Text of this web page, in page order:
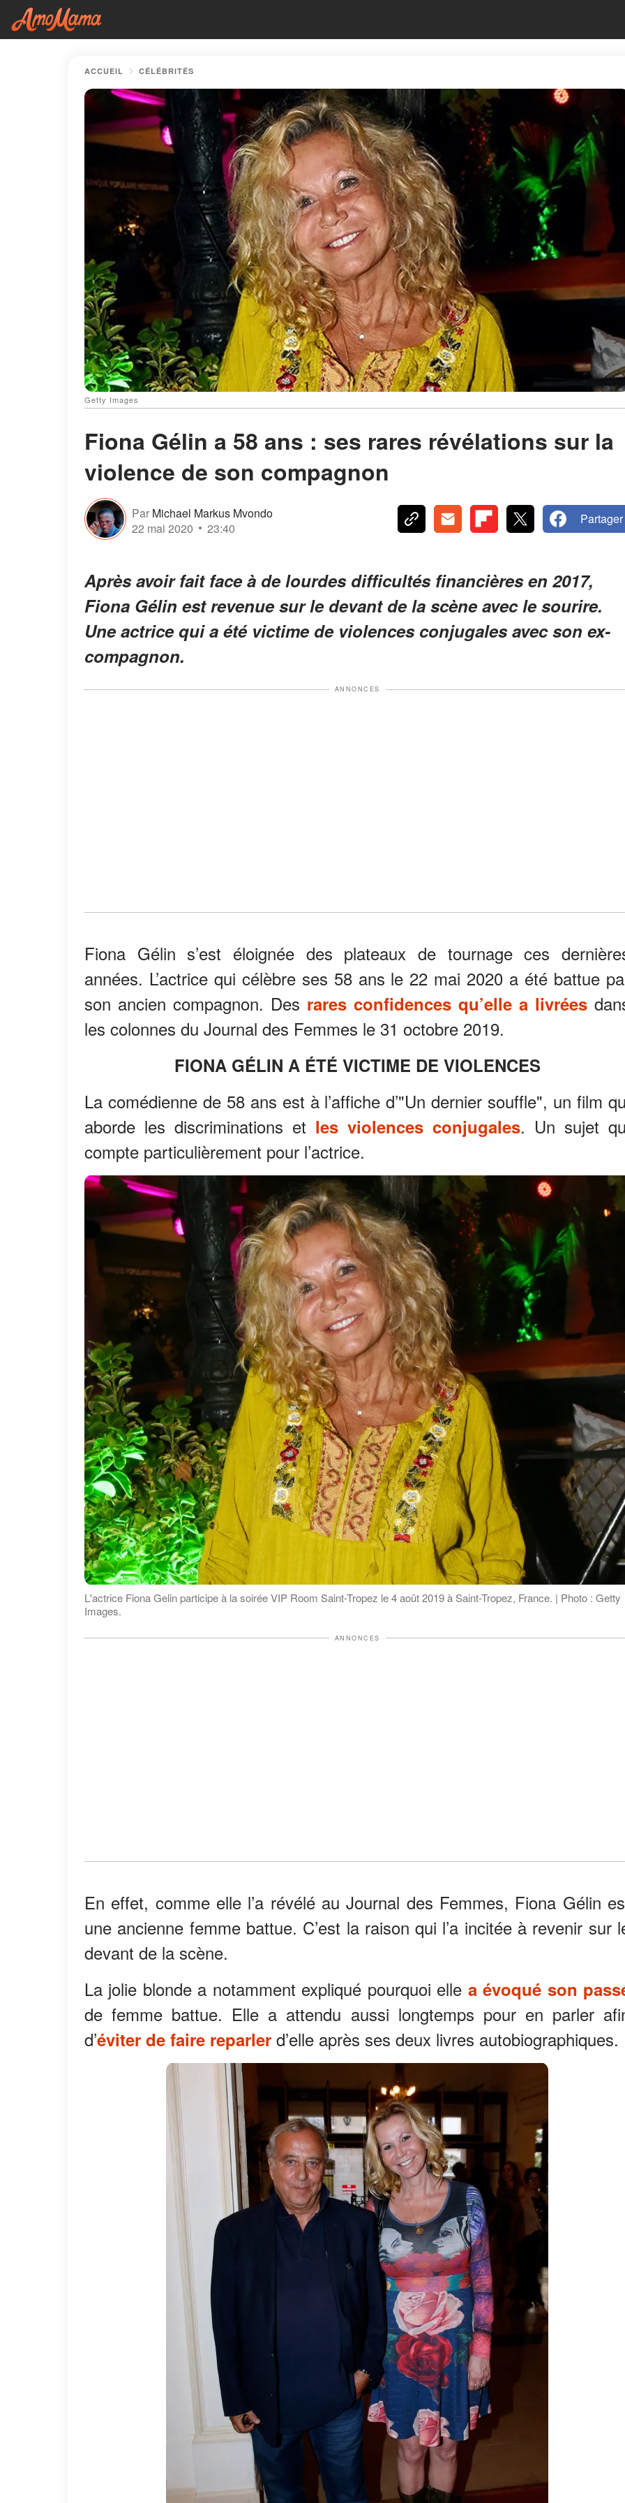
ACCUEIL CÉLÉBRITÉS
Getty Images
Fiona Gélin a 58 ans : ses rares révélations sur la
violence de son compagnon
Par Michael Markus Mvondo
22 mai 2020
23:40
Partager
Après avoir fait face à de lourdes difficultés financières en 2017,
Fiona Gélin est revenue sur le devant de la scène avec le sourire.
Une actrice qui a été victime de violences conjugales avec son ex-
compagnon.
ANNONCES
Fiona Gélin s’est éloignée des plateaux de tournage ces
années. L’actrice qui célèbre ses 58 ans le 22 mai 2020 a été battue
son ancien compagnon. Des rares confidences qu’elle a livrées
les colonnes du Journal des Femmes le 31 octobre 2019.
FIONA GÉLIN A ÉTÉ VICTIME DE VIOLENCES
La comédienne de 58 ans est à l’affiche d’"Un dernier souffle", un film
aborde les discriminations et les violences conjugales. Un sujet
compte particulièrement pour l’actrice.
L'actrice Fiona Gelin participe à la soirée VIP Room Saint-Tropez le 4 août 2019 à Saint-Tropez, France. | Photo : Getty
Images.
ANNONCES
En effet, comme elle l’a révélé au Journal des Femmes, Fiona Gélin
une ancienne femme battue. C’est la raison qui l’a incitée à revenir sur
devant de la scène.
La jolie blonde a notamment expliqué pourquoi elle a évoqué son
de femme battue. Elle a attendu aussi longtemps pour en parler
d’éviter de faire reparler d’elle après ses deux livres autobiographiques.